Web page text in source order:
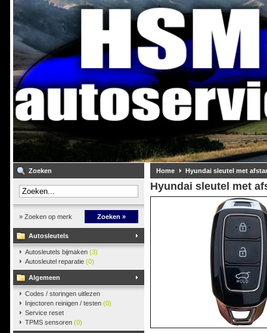
Zoeken
» Zoeken op merk Zoeken »
Autosleutels
Autosleutels bijmaken (3)
Autosleutel reparatie (0)
Algemeen
Codes / storingen uitlezen
Injectoren reinigen / testen (0)
Service reset
TPMS sensoren (0)
Home Hyundai sleutel met
Hyundai sleutel met